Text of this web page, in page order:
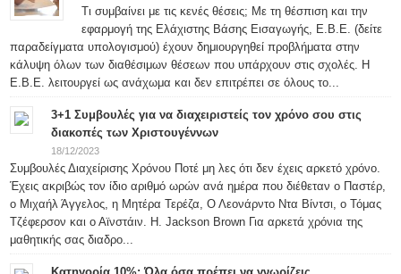
Τι συμβαίνει με τις κενές θέσεις; Με τη θέσπιση και την
εφαρμογή της Ελάχιστης Βάσης Εισαγωγής, Ε.Β.Ε. (δείτε
παραδείγματα υπολογισμού) έχουν δημιουργηθεί προβλήματα στην
κάλυψη όλων των διαθέσιμων θέσεων που υπάρχουν στις σχολές. Η
Ε.Β.Ε. λειτουργεί ως ανάχωμα και δεν επιτρέπει σε όλους το...
3+1 Συμβουλές για να διαχειριστείς τον χρόνο σου στις
διακοπές των Χριστουγέννων
18/12/2023
Συμβουλές Διαχείρισης Χρόνου Ποτέ μη λες ότι δεν έχεις αρκετό χρόνο.
Έχεις ακριβώς τον ίδιο αριθμό ωρών ανά ημέρα που διέθεταν ο Παστέρ,
ο Μιχαήλ Άγγελος, η Μητέρα Τερέζα, Ο Λεονάρντο Ντα Βίντσι, ο Τόμας
Τζέφερσον και ο Αϊνστάιν. H. Jackson Brown Για αρκετά χρόνια της
μαθητικής σας διαδρο...